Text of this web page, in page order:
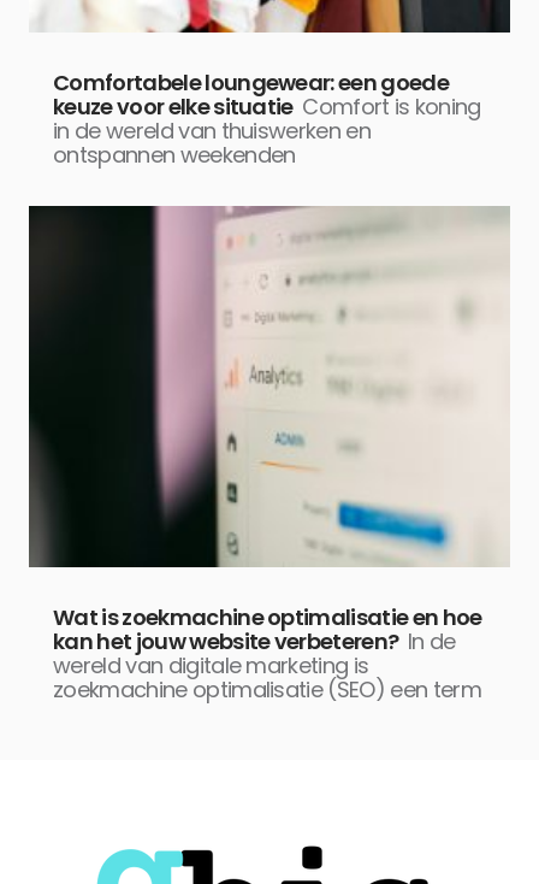
Comfortabele loungewear: een goede
keuze voor elke situatie Comfort is koning
in de wereld van thuiswerken en
ontspannen weekenden
Wat is zoekmachine optimalisatie en hoe
kan het jouw website verbeteren? In de
wereld van digitale marketing is
zoekmachine optimalisatie (SEO) een term